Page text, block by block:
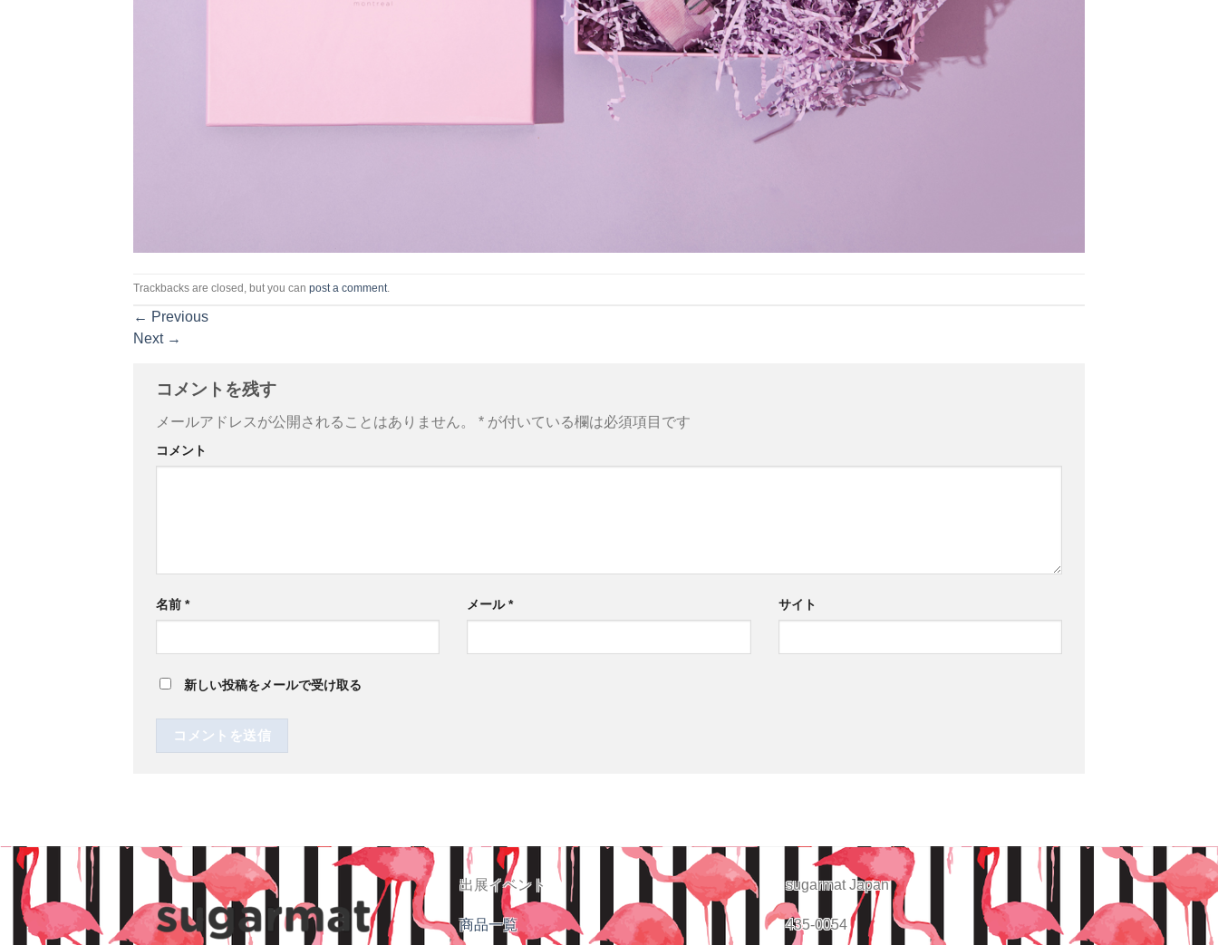
Trackbacks are closed, but you can post a comment.
← Previous
Next →
コメントを残す
メールアドレスが公開されることはありません。 * が付いている欄は必須項目です
コメント
名前 * メール* サイト
新しい投稿をメールで受け取る
出展イベント
商品一覧
sugarmat Japan
435-0054